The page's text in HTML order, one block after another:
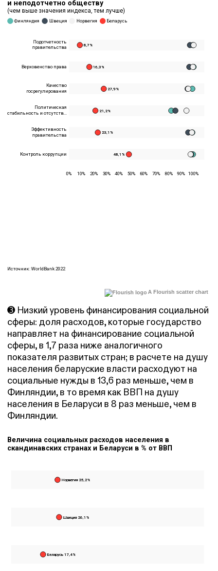
A Flourish scatter chart
➌ Низкий уровень финансирования социальной
сферы: доля расходов, которые государство
направляет на финансирование социальной
сферы, в 1,7 раза ниже аналогичного
показателя развитых стран; в расчете на душу
населения беларуские власти расходуют на
социальные нужды в 13,6 раз меньше, чем в
Финляндии, в то время как ВВП на душу
населения в Беларуси в 8 раз меньше, чем в
Финляндии.